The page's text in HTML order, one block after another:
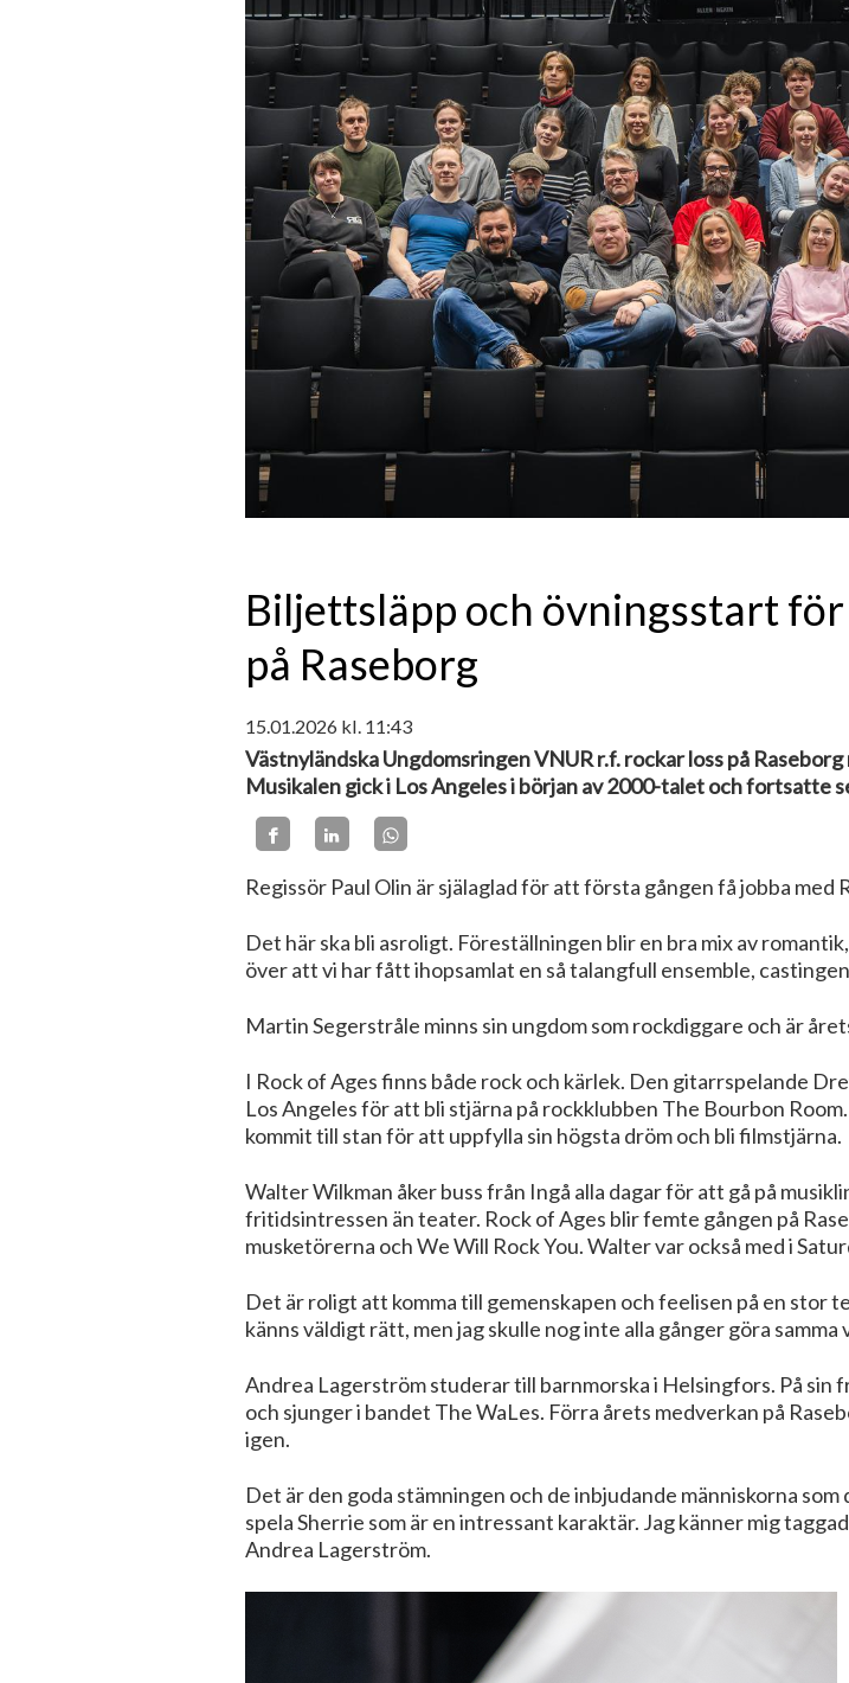
Biljettsläpp och övningsstart
på Raseborg
15.01.2026 kl. 11:43
Västnyländska Ungdomsringen VNUR r.f. rockar loss på
Musikalen gick i Los Angeles i början av 2000-talet och fortsatte
Regissör Paul Olin är själaglad för att första gången få jobba med
Det här ska bli asroligt. Föreställningen blir en bra mix av
över att vi har fått ihopsamlat en så talangfull ensemble,
Martin Segerstråle minns sin ungdom som rockdiggare och är
I Rock of Ages finns både rock och kärlek. Den gitarrspelande
Los Angeles för att bli stjärna på rockklubben The Bourbon
kommit till stan för att uppfylla sin högsta dröm och bli filmstjärna.
Walter Wilkman åker buss från Ingå alla dagar för att gå på
fritidsintressen än teater. Rock of Ages blir femte gången på
musketörerna och We Will Rock You. Walter var också med i
Det är roligt att komma till gemenskapen och feelisen på en stor
känns väldigt rätt, men jag skulle nog inte alla gånger göra
Andrea Lagerström studerar till barnmorska i Helsingfors. På sin
och sjunger i bandet The WaLes. Förra årets medverkan på
igen.
Det är den goda stämningen och de inbjudande människorna
spela Sherrie som är en intressant karaktär. Jag känner mig
Andrea Lagerström.